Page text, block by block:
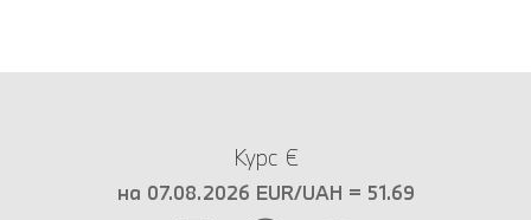
Курс €
на 07.08.2026 EUR/UAH = 51.69